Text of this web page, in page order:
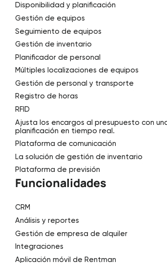
Disponibilidad y planificación
Gestión de equipos
Seguimiento de equipos
Gestión de inventario
Planificador de personal
Múltiples localizaciones de equipos
Gestión de personal y transporte
Registro de horas
RFID
Ajusta los encargos al presupuesto con
planificación en tiempo real.
Plataforma de comunicación
La solución de gestión de inventario
Plataforma de previsión
Funcionalidades
CRM
Análisis y reportes
Gestión de empresa de alquiler
Integraciones
Aplicación móvil de Rentman